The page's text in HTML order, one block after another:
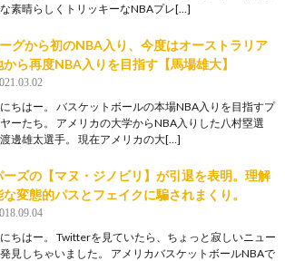
素晴らしくトリッキーなNBAプレ[…]
グから初のNBA入り、今度はオーストラリア
から再度NBA入りを目指す【馬場雄大】
にちはー。 バスケットボールの本場NBA入りを目指すプ
ーたち。 アメリカの大学からNBA入りした八村塁選
邊雄太選手。 現在アメリカの大[…]
ーズの【マヌ・ジノビリ】が引退を表明。理解
な変態的パスとフェイクに騙されまくり。
にちはー。 Twitterを見ていたら、ちょっと寂しいニュー
見しちゃいました。 アメリカバスケットボールNBAで